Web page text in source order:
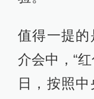
值得一提
介会中，“
日，按照